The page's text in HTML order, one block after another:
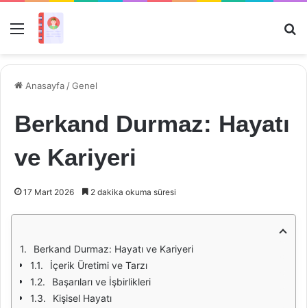
Menü
Anasayfa /Genel
Berkand Durmaz: Hayatı
ve Kariyeri
17 Mart 2026 2 dakika okuma süresi
Berkand Durmaz: Hayatı ve Kariyeri
İçerik Üretimi ve Tarzı
Başarıları ve İşbirlikleri
Kişisel Hayatı